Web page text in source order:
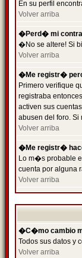
En su perfil
Volver arriba
�Perd� mi
�No se altere! Si
Volver arriba
�Me registr�
Primero verifique
registraba
activen sus
abusen del foro. Si
Volver arriba
�Me registr�
Lo m�s probable
cuenta por alguna
Volver arriba
�C�mo cambio
Todos sus datos y
Volver arriba